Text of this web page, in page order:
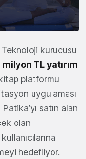
Teknoloji kurucusu
milyon TL yatırım
platformu
uygulaması
Patika’yı satın alan
olan
hedefliyor.